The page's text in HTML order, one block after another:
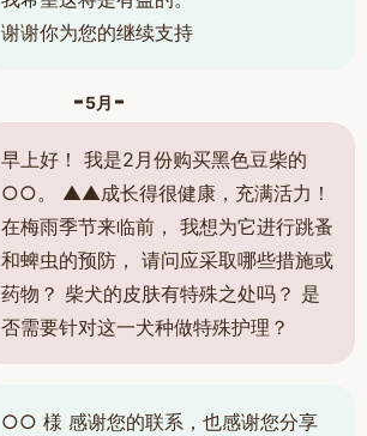
谢谢你为您的继续支持
5月
早上好！ 我是2月份购买黑色豆柴的
○○。 ▲▲成长得很健康，充满活力！
在梅雨季节来临前， 我想为它进行跳蚤
和蜱虫的预防， 请问应采取哪些措施或
药物？ 柴犬的皮肤有特殊之处吗？ 是
否需要针对这一犬种做特殊护理？
○○ 様 感谢您的联系，也感谢您分享